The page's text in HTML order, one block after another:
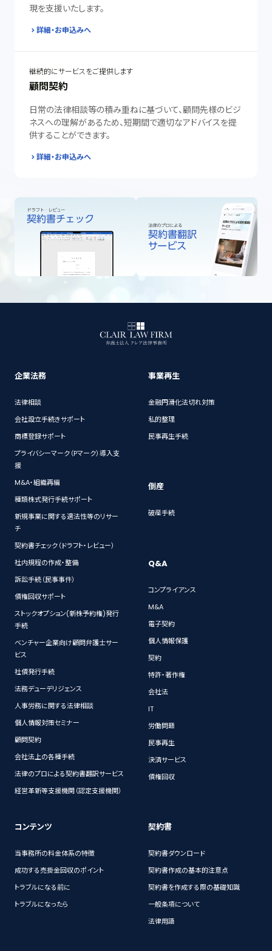
現を支援いたします。
詳細・お申込みへ
継続的にサービスをご提供します
顧問契約
日常の法律相談等の積み重ねに基づいて、顧問先様のビジ
ネスへの理解があるため、短期間で適切なアドバイスを提
供することができます。
詳細・お申込みへ
企業法務
法律相談
会社設立手続きサポート
商標登録サポート
プライバシーマーク（Pマーク）導入支
援
M&A・組織再編
種類株式発行手続サポート
新規事業に関する適法性等のリサー
チ
契約書チェック（ドラフト・レビュー）
社内規程の作成・整備
訴訟手続（民事事件）
債権回収サポート
ストックオプション(新株予約権)発行
手続
ベンチャー企業向け顧問弁護士サー
ビス
社債発行手続
法務デューデリジェンス
人事労務に関する法律相談
個人情報対策セミナー
顧問契約
会社法上の各種手続
法律のプロによる契約書翻訳サービス
経営革新等支援機関（認定支援機関）
事業再生
金融円滑化法切れ対策
私的整理
民事再生手続
倒産
破産手続
Q&A
コンプライアンス
M&A
電子契約
個人情報保護
契約
特許・著作権
会社法
IT
労働問題
民事再生
決済サービス
債権回収
コンテンツ
当事務所の料金体系の特徴
成功する売掛金回収のポイント
トラブルになる前に
トラブルになったら
契約書
契約書ダウンロード
契約書作成の基本的注意点
契約書を作成する際の基礎知識
一般条項について
法律用語